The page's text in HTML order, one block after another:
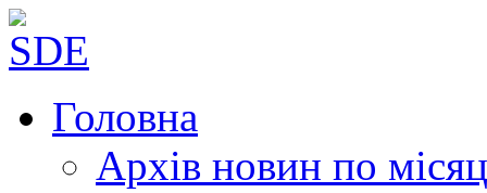
Головна
Архів новин по